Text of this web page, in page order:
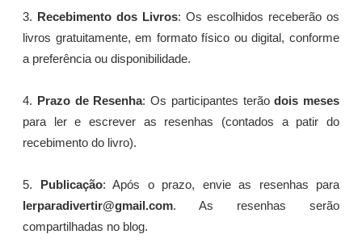
3. Recebimento dos Livros: Os escolhidos receberão os
livros gratuitamente, em formato físico ou digital, conforme
a preferência ou disponibilidade.
4. Prazo de Resenha: Os participantes terãodois meses
para ler e escrever as resenhas (contados a patir do
recebimento do livro).
5. Publicação: Após o prazo, envie as resenhas para
lerparadivertir@gmail.com. As resenhas serão
compartilhadas no blog.